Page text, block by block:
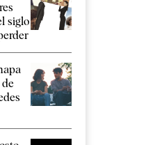
siglo